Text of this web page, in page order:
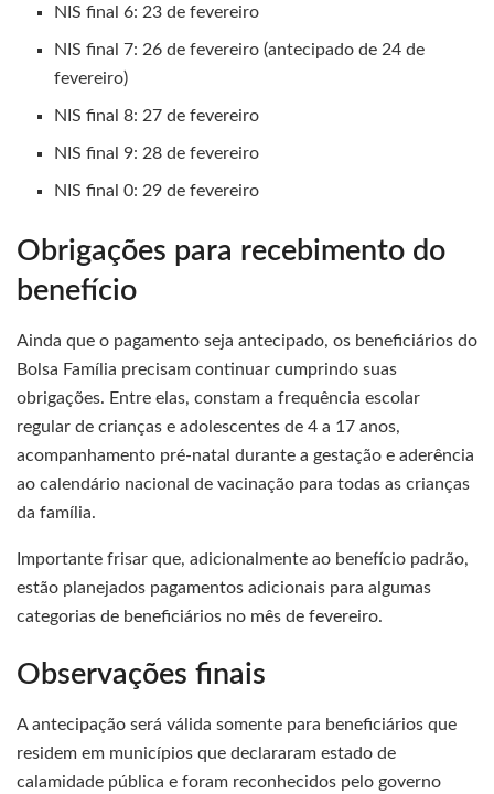
NIS final 6: 23 de fevereiro
NIS final 7: 26 de fevereiro (antecipado de 24 de
fevereiro)
NIS final 8: 27 de fevereiro
NIS final 9: 28 de fevereiro
NIS final 0: 29 de fevereiro
Obrigações para recebimento do
benefício
Ainda que o pagamento seja antecipado, os beneficiários do
Bolsa Família precisam continuar cumprindo suas
obrigações. Entre elas, constam a frequência escolar
regular de crianças e adolescentes de 4 a 17 anos,
acompanhamento pré-natal durante a gestação e aderência
ao calendário nacional de vacinação para todas as crianças
da família.
Importante frisar que, adicionalmente ao benefício padrão,
estão planejados pagamentos adicionais para algumas
categorias de beneficiários no mês de fevereiro.
Observações finais
A antecipação será válida somente para beneficiários que
residem em municípios que declararam estado de
calamidade pública e foram reconhecidos pelo governo